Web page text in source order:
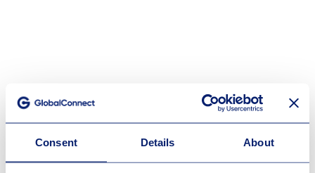
Consent Details About